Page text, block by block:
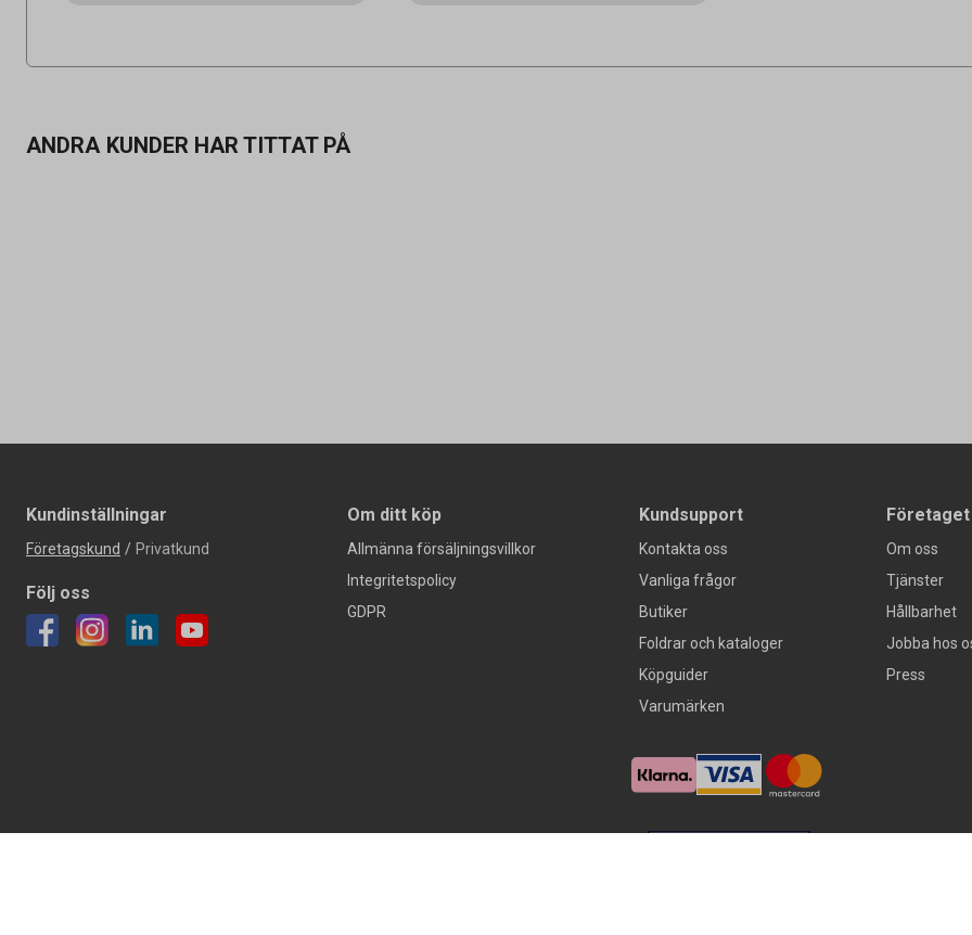
ANDRA KUNDER HAR TITTAT PÅ
Kundinställningar
Företagskund / Privatkund
Följ oss
Om ditt köp
Allmänna försäljningsvillkor
Integritetspolicy
GDPR
Kundsupport
Kontakta oss
Vanliga frågor
Butiker
Foldrar och kataloger
Köpguider
Varumärken
Företaget
Om oss
Tjänster
Hållbarhet
Jobba hos
Press